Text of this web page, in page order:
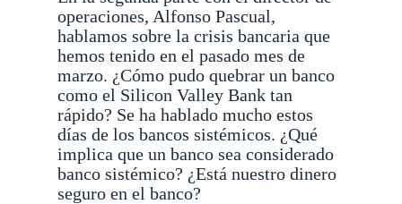
operaciones, Alfonso Pascual,
hablamos sobre la crisis bancaria que
hemos tenido en el pasado mes de
marzo. ¿Cómo pudo quebrar un banco
como el Silicon Valley Bank tan
rápido? Se ha hablado mucho estos
días de los bancos sistémicos. ¿Qué
implica que un banco sea considerado
banco sistémico? ¿Está nuestro dinero
seguro en el banco?